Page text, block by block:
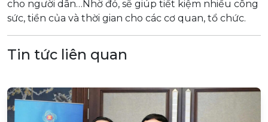
cho người dân…Nhờ đó, sẽ giúp tiết kiệm nhiều công
sức, tiền của và thời gian cho các cơ quan, tổ chức.
Tin tức liên quan